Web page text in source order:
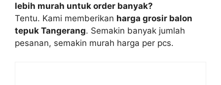
lebih murah untuk order banyak?
Tentu. Kami memberikan harga grosir balon
tepuk Tangerang. Semakin banyak jumlah
pesanan, semakin murah harga per pcs.